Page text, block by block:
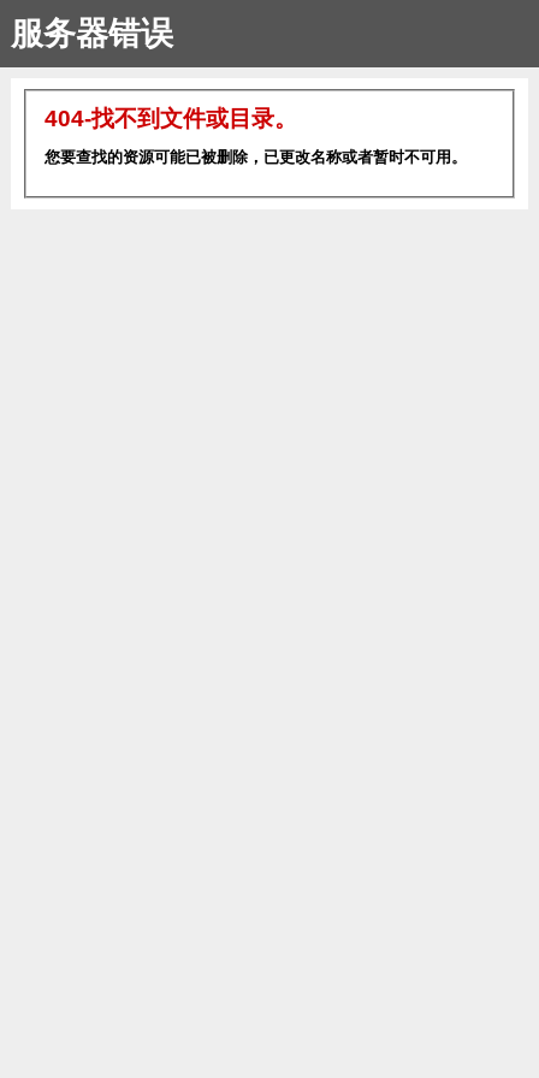
服务器错误
404-找不到文件或目录。
您要查找的资源可能已被删除，已更改名称或者暂时不可用。